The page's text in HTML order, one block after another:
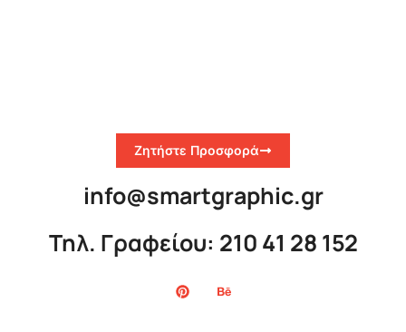
Ζητήστε Προσφορά
info@smartgraphic.gr
Τηλ. Γραφείου: 210 41 28 152